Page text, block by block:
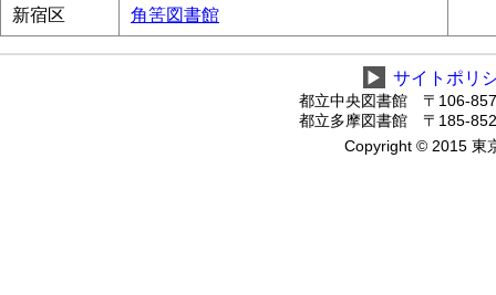
新宿区 角筈図書館
▶ サイトポリ
都立中央図書館 〒106-
都立多摩図書館 〒185-
Copyright © 2015 東